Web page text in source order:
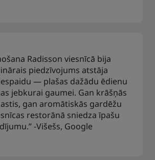
Radisson viesnīcā bija
piedzīvojums atstāja
— plašas dažādu ēdienu
jebkurai gaumei. Gan krāšņās
gan aromātiskās gardēžu
restorānā sniedza īpašu
-Višešs, Google